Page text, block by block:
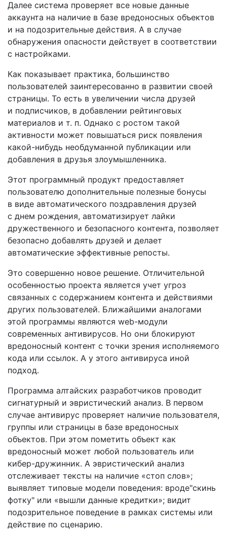
Далее система проверяет все новые данные
аккаунта на наличие в базе вредоносных объектов
и на подозрительные действия. А в случае
обнаружения опасности действует в соответствии
с настройками.
Как показывает практика, большинство
пользователей заинтересованно в развитии своей
страницы. То есть в увеличении числа друзей
и подписчиков, в добавлении рейтинговых
материалов и т. п. Однако с ростом такой
активности может повышаться риск появления
какой-нибудь необдуманной публикации или
добавления в друзья злоумышленника.
Этот программный продукт предоставляет
пользователю дополнительные полезные бонусы
в виде автоматического поздравления друзей
с днем рождения, автоматизирует лайки
дружественного и безопасного контента, позволяет
безопасно добавлять друзей и делает
автоматические эффективные репосты.
Это совершенно новое решение. Отличительной
особенностью проекта является учет угроз
связанных с содержанием контента и действиями
других пользователей. Ближайшими аналогами
этой программы являются web-модули
современных антивирусов. Но они блокируют
вредоносный контент с точки зрения исполняемого
кода или ссылок. А у этого антивируса иной
подход.
Программа алтайских разработчиков проводит
сигнатурный и эвристический анализ. В первом
случае антивирус проверяет наличие пользователя,
группы или страницы в базе вредоносных
объектов. При этом пометить объект как
вредоносный может любой пользователь или
кибер-дружинник. А эвристический анализ
отслеживает тексты на наличие «стоп слов»;
выявляет типовые модели поведения: вроде"скинь
фотку" или «вышли данные кредитки»; видит
подозрительное поведение в рамках системы или
действие по сценарию.